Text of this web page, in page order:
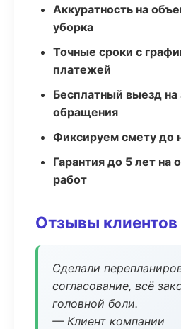
Аккуратность на
уборка
Точные сроки с
платежей
Бесплатный выезд на
обращения
Фиксируем смету до
Гарантия до 5 лет на
работ
Отзывы клиентов
Сделали
согласование, всё
головной боли.
— Клиент компании